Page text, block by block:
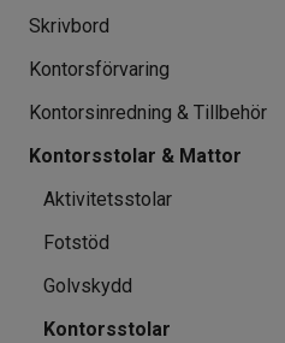
Skrivbord
Kontorsförvaring
Kontorsinredning & Tillbehör
Kontorsstolar & Mattor
Aktivitetsstolar
Fotstöd
Golvskydd
Kontorsstolar